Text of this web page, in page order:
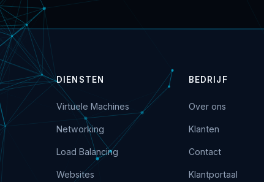
DIENSTEN
Virtuele Machines
Networking
Load Balancing
Websites
BEDRIJF
Over ons
Klanten
Contact
Klantportaal